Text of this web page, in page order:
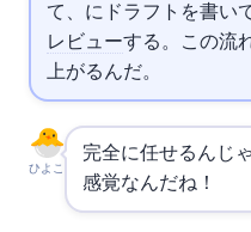
て、AIにドラフトを書
レビューする。この流
上がるんだ。
ひよこ
完全に任せるんじ
感覚なんだね！